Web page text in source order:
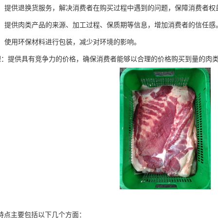
提供退换货服务，解决消费者在购买过程中遇到的问题，保障消费者权
提供肉类产品的来源、加工过程、保质期等信息，增加消费者的信任感
使用环保材料进行包装，减少对环境的影响。
提供具有竞争力的价格，确保消费者能够以合理的价格购买到量的肉类
点主要包括以下几个方面：